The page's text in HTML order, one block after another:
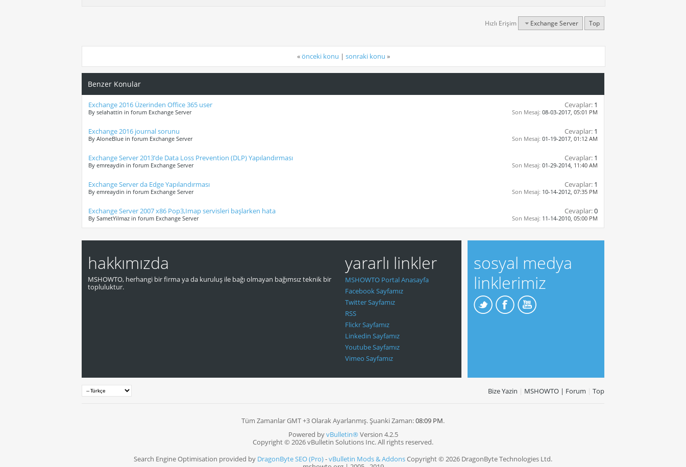
Hızlı Erişim Exchange Server Top
«önceki konu | sonraki konu »
Benzer Konular
Exchange 2016 Üzerinden Office 365 user
By selahattin in forum Exchange Server
Cevaplar: 1
Son Mesaj: 08-03-2017, 05:01 PM
Exchange 2016 journal sorunu
By AloneBlue in forum Exchange Server
Cevaplar: 1
Son Mesaj: 01-19-2017, 01:12 AM
Exchange Server 2013’de Data Loss Prevention (DLP) Yapılandırması
By emreaydin in forum Exchange Server
Cevaplar: 1
Son Mesaj: 01-29-2014, 11:40 AM
Exchange Server da Edge Yapılandırması
By emreaydin in forum Exchange Server
Cevaplar: 1
Son Mesaj: 10-14-2012, 07:35 PM
Exchange Server 2007 x86 Pop3,Imap servisleri başlarken hata
By SametYilmaz in forum Exchange Server
Cevaplar:0
Son Mesaj: 11-14-2010, 05:00 PM
hakkımızda
MSHOWTO, herhangi bir firma ya da kuruluş ile bağı olmayan bağımsız teknik bir
topluluktur.
yararlı linkler
MSHOWTO Portal Anasayfa
Facebook Sayfamız
Twitter Sayfamız
RSS
Flickr Sayfamız
Linkedin Sayfamız
Youtube Sayfamız
Vimeo Sayfamız
sosyal medya
linklerimiz
Bize Yazin | MSHOWTO | Forum | Top
Tüm Zamanlar GMT +3 Olarak Ayarlanmış. Şuanki Zaman:08:09 PM.
Powered byvBulletin®Version 4.2.5
Copyright © 2026 vBulletin Solutions Inc. All rights reserved.
Search Engine Optimisation provided by DragonByte SEO (Pro)-vBulletin Mods & AddonsCopyright © 2026 DragonByte Technologies Ltd.